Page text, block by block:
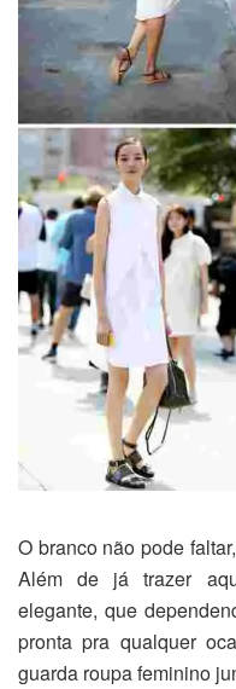
O branco não pode
Além de já trazer
elegante, que
pronta pra qualquer
guarda roupa feminino